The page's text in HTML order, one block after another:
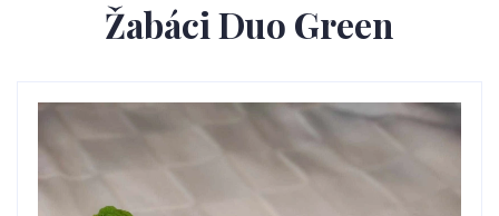
Žabáci Duo Green